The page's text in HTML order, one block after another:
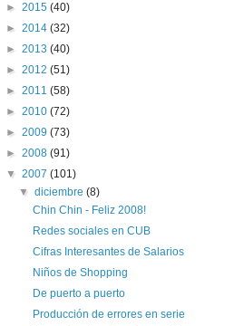
► 2015 (40)
► 2014 (32)
► 2013 (40)
► 2012 (51)
► 2011 (58)
► 2010 (72)
► 2009 (73)
► 2008 (91)
▼ 2007 (101)
▼diciembre(8)
Chin Chin - Feliz 2008!
Redes sociales en CUB
Cifras Interesantes de Salarios
Niños de Shopping
De puerto a puerto
Producción de errores en serie